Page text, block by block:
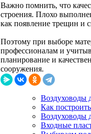
Важно помнить, что
строения. Плохо
как появление трещин и
Поэтому при выборе
профессионалам и
планирование и
сооружения.
Воздуховоды
Как
Воздуховоды
Входные